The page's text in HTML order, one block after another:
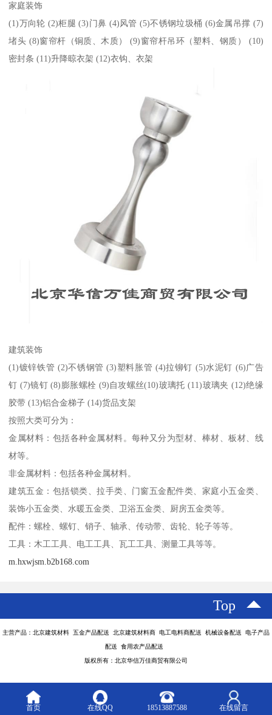
家庭装饰
(1)万向轮 (2)柜腿 (3)门鼻 (4)风管 (5)不锈钢垃圾桶 (6)金属吊撑 (7)
堵头 (8)窗帘杆（铜质、木质） (9)窗帘杆吊环（塑料、钢质） (10)
密封条 (11)升降晾衣架 (12)衣钩、衣架
建筑装饰
(1)镀锌铁管 (2)不锈钢管 (3)塑料胀管 (4)拉铆钉 (5)水泥钉 (6)广告
钉 (7)镜钉 (8)膨胀螺栓 (9)自攻螺丝(10)玻璃托 (11)玻璃夹 (12)绝缘
胶带 (13)铝合金梯子 (14)货品支架
按照大类可分为：
金属材料：包括各种金属材料。每种又分为型材、棒材、板材、线
材等。
非金属材料：包括各种金属材料。
建筑五金：包括锁类、拉手类、门窗五金配件类、家庭小五金类、
装饰小五金类、水暖五金类、卫浴五金类、厨房五金类等。
配件：螺栓、螺钉、销子、轴承、传动带、齿轮、轮子等等。
工具：木工工具、电工工具、瓦工工具、测量工具等等。
m.hxwjsm.b2b168.com
Top
主营产品：北京建筑材料 五金产品配送 北京建筑材料商 电工电料商配送 机械设备配送 电子产品
配送 食用农产品配送
版权所有：北京华信万佳商贸有限公司
首页 在线QQ 18513887588 在线留言